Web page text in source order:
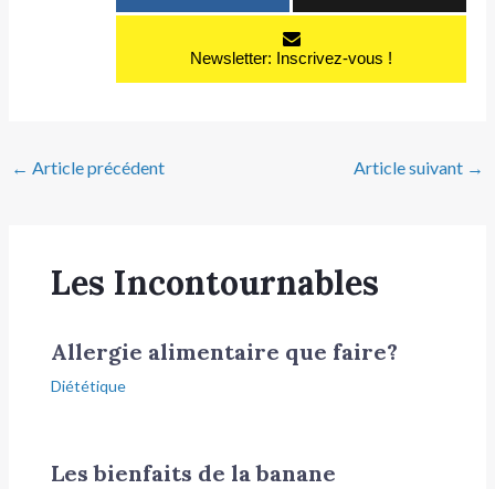
Newsletter: Inscrivez-vous !
← Article précédent Article suivant →
Les Incontournables
Allergie alimentaire que faire?
Diététique
Les bienfaits de la banane